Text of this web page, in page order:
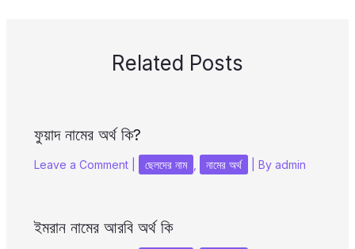
Related Posts
ফুয়াদ নামের অর্থ কি?
Leave a Comment ছেলদের নাম নামের অর্থ | By admin
ইমরান নামের আরবি অর্থ কি